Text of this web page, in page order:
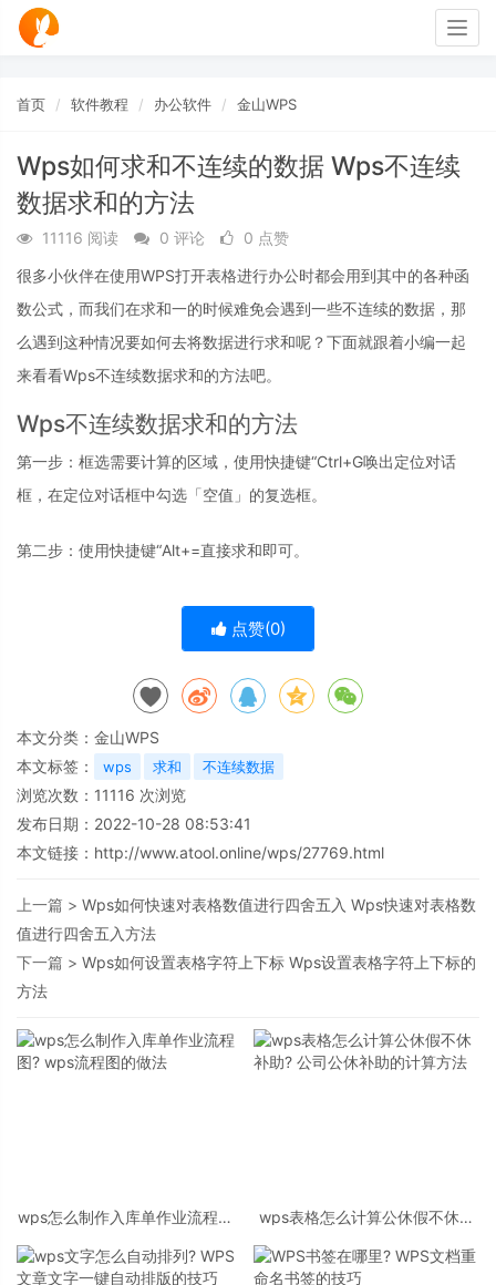
首页 软件教程 办公软件 金山WPS
Wps如何求和不连续的数据 Wps不连续
数据求和的方法
11116 阅读 0 评论
0 点赞
很多小伙伴在使用WPS打开表格进行办公时都会用到其中的各种函
数公式，而我们在求和一的时候难免会遇到一些不连续的数据，那
么遇到这种情况要如何去将数据进行求和呢？下面就跟着小编一起
来看看Wps不连续数据求和的方法吧。
Wps不连续数据求和的方法
第一步：框选需要计算的区域，使用快捷键“Ctrl+G唤出定位对话
框，在定位对话框中勾选「空值」的复选框。
第二步：使用快捷键“Alt+=直接求和即可。
点赞(0)
本文分类： 金山WPS
本文标签：
wps 求和 不连续数据
浏览次数： 11116 次浏览
发布日期：2022-10-28 08:53:41
本文链接： http://www.atool.online/wps/27769.html
上一篇 > Wps如何快速对表格数值进行四舍五入 Wps快速对表格数
值进行四舍五入方法
下一篇 > Wps如何设置表格字符上下标 Wps设置表格字符上下标的
方法
wps怎么制作入库单作业流程图?
wps表格怎么计算公休假不休补